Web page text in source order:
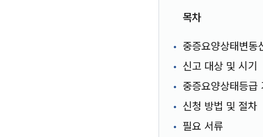
목차
중증요양상태변동
신고 대상 및 시기
중증요양상태등급
신청 방법 및 절차
필요 서류